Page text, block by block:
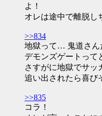
よ！
オレは途中で離脱し
>>834
地獄って… 鬼道さん
デモンズゲートって
さすがに地獄でサ
追い出されたら喜び
>>835
コラ！